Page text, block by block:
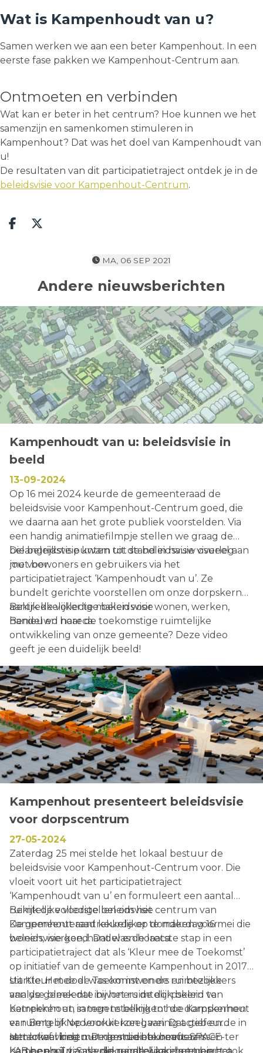
Wat is Kampenhoudt van u?
Samen werken we aan een beter Kampenhout. In een
eerste fase pakken we Kampenhout-Centrum aan.
Ontmoeten en verbinden
Wat kan er beter in het centrum? Hoe kunnen we het
samenzijn en samenkomen stimuleren in
Kampenhout? Dat was het doel van Kampenhoudt van
u!
De resultaten van dit participatietraject ontdek je in de
beleidsvisie voor Kampenhout-Centrum.
Deel op facebook
Deel op X
MA, 06 SEP 2021
Andere nieuwsberichten
Kampenhoudt van u: beleidsvisie in
beeld
13-09-2024
Op 16 mei 2024 keurde de gemeenteraad de
beleidsvisie voor Kampenhout-Centrum goed, die
we daarna aan het grote publiek voorstelden. Via
een handig animatiefilmpje stellen we graag de
belangrijkste punten uit de beleidsvisie visueel aan
jou voor.
Die beleidsvisie kwam tot stand in nauw overleg
met bewoners en gebruikers via het
participatietraject ‘Kampenhoudt van u’. Ze
bundelt gerichte voorstellen om onze dorpskern
aantrekkelijker te maken voor wonen, werken,
handel en horeca.
Bekijk de volledige beleidsvisie
Benieuwd naar de toekomstige ruimtelijke
ontwikkeling van onze gemeente? Deze video
geeft je een duidelijk beeld!
Kampenhout presenteert beleidsvisie
voor dorpscentrum
27-05-2024
Zaterdag 25 mei stelde het lokaal bestuur de
beleidsvisie voor Kampenhout-Centrum voor. Die
vloeit voort uit het participatietraject
‘Kampenhoudt van u’ en formuleert een aantal
ruimtelijke voorstellen om het centrum van
Kampenhout aantrekkelijker te maken voor
wonen, werken, handel en horeca.
Bekijk de volledige beleidsvisie
De gemeenteraad keurde op donderdag 16 mei die
beleidsvisie goed. Dat was de laatste stap in een
participatietraject dat als ‘Kleur mee de Toekomst’
op initiatief van de gemeente Kampenhout in 2017
startte. Het doel was om inwoners en bezoekers
van de gemeente bij het ruimtelijk beleid te
betrekken en samen te bekijken hoe Kampenhout
er ruimtelijk op vooruit kon gaan. Dat gebeurde in
samenwerking met de studiebureaus SPACE-
LAB.be en Tri.zone, die parallel aan het traject ook
Uit Kleur mee de Toekomst en de ruimtelijke
analyse bleek dat inwoners de dorpskern van
Kampenhout, in tegenstelling tot de dorpskernen
van Berg of Nederokkerzeel, weinig actief en
attractief vinden. De gemeente heeft aan
Kampenhout-Sas voldoende winkels en horeca,
Het lokaal bestuur nam die bekommernissen ter
harte en wil via allerlei ruimtelijke ingrepen het